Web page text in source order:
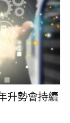
升勢會持續